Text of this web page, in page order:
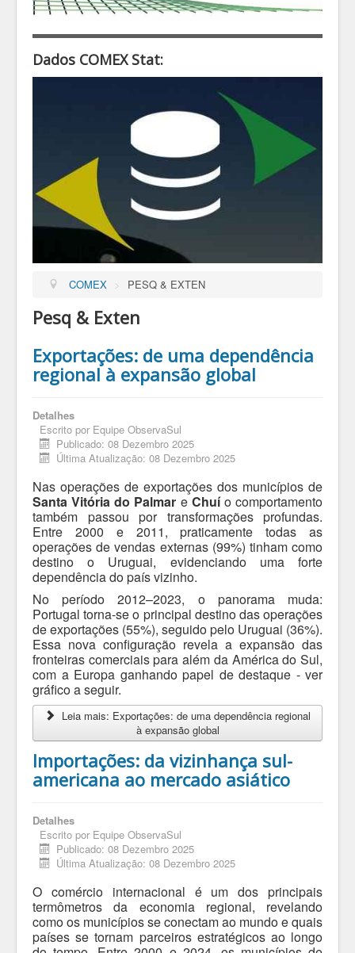
Dados COMEX Stat:
COMEX > PESQ & EXTEN
Pesq & Exten
Exportações: de uma dependência
regional à expansão global
Detalhes
Escrito por Equipe ObservaSul
Publicado: 08 Dezembro 2025
Última Atualização: 08 Dezembro 2025
Nas operações de exportações dos municípios de
Santa Vitória do Palmar e Chuío comportamento
também passou por transformações profundas.
Entre 2000 e 2011, praticamente todas as
operações de vendas externas (99%) tinham como
destino o Uruguai, evidenciando uma forte
dependência do país vizinho.
No período 2012–2023, o panorama muda:
Portugal torna-se o principal destino das operações
de exportações (55%), seguido pelo Uruguai (36%).
Essa nova configuração revela a expansão das
fronteiras comerciais para além da América do Sul,
com a Europa ganhando papel de destaque - ver
gráfico a seguir.
Leia mais: Exportações: de uma dependência regional
à expansão global
Importações: da vizinhança sul-
americana ao mercado asiático
Detalhes
Escrito por Equipe ObservaSul
Publicado: 08 Dezembro 2025
Última Atualização: 08 Dezembro 2025
O comércio internacional é um dos principais
termômetros da economia regional, revelando
como os municípios se conectam ao mundo e quais
países se tornam parceiros estratégicos ao longo